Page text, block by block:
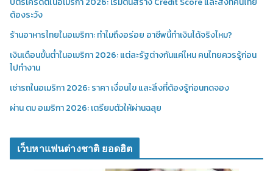
ต้องระวัง
ร้านอาหารไทยในอเมริกา: ทำไมถึงอร่อย อาชีพนี้ทำเงินได้จริงไหม?
เงินเดือนขั้นต่ำในอเมริกา 2026: แต่ละรัฐต่างกันแค่ไหน คนไทยควรรู้ก่อน
ไปทำงาน
เช่ารถในอเมริกา 2026: ราคา เงื่อนไข และสิ่งที่ต้องรู้ก่อนกดจอง
ผ่าน ตม อเมริกา 2026: เตรียมตัวให้ผ่านฉลุย
เว็บหาแฟนต่างชาติ ยอดฮิต